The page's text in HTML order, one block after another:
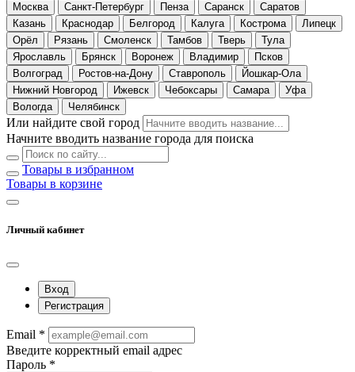
Москва Санкт-Петербург Пенза Саранск
Саратов
Казань
Краснодар Белгород Калуга Кострома
Липецк
Орёл
Рязань Смоленск Тамбов Тверь
Тула
Ярославль
Брянск Воронеж Владимир
Псков
Волгоград
Ростов-на-Дону Ставрополь
Йошкар-Ола
Нижний Новгород
Ижевск Чебоксары Самара
Уфа
Вологда
Челябинск
Или найдите свой город
Начните вводить название города для поиска
Товары в избранном
Товары в корзине
Личный кабинет
Вход
Регистрация
Email *
Введите корректный email адрес
Пароль *